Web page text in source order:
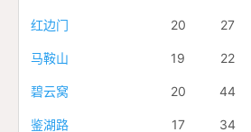
红边门
马鞍山
碧云窝
鉴湖路
20
19
20
17
27
22
44
34